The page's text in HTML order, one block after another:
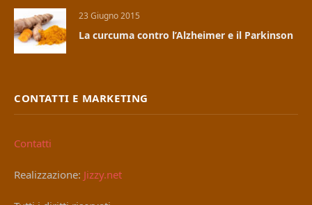
23 Giugno 2015
La curcuma contro l’Alzheimer e il Parkinson
CONTATTI E MARKETING
Contatti
Realizzazione: Jizzy.net